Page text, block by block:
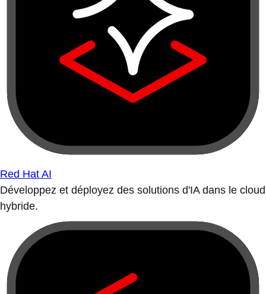
Red Hat AI
Développez et déployez des solutions d'IA dans le cloud
hybride.